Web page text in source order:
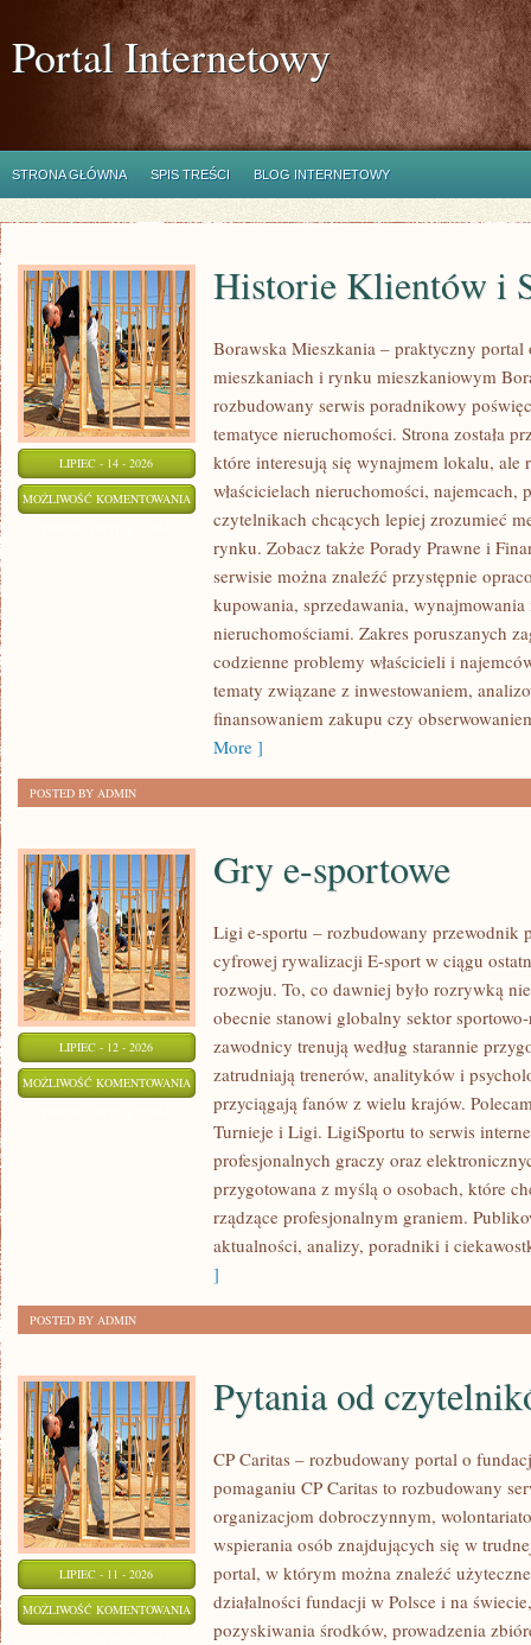
Portal Internetowy
STRONA GŁÓWNA SPIS TREŚCI BLOG INTERNETOWY
LIPIEC - 14 - 2026
MOŻLIWOŚĆ KOMENTOWANIA HISTORIE
KLIENTÓW
SUKCESY
Historie Klientów i
Borawska Mieszkania – praktyczny portal
mieszkaniach i rynku mieszkaniowym
rozbudowany serwis poradnikowy
tematyce nieruchomości. Strona została
które interesują się wynajmem lokalu, ale
właścicielach nieruchomości, najemcach,
czytelnikach chcących lepiej zrozumieć
rynku. Zobacz także Porady Prawne i
serwisie można znaleźć przystępnie
kupowania, sprzedawania, wynajmowania
nieruchomościami. Zakres poruszanych
codzienne problemy właścicieli i
tematy związane z inwestowaniem,
finansowaniem zakupu czy
More ]
POSTED BY ADMIN
LIPIEC - 12 - 2026
MOŻLIWOŚĆ KOMENTOWANIA
SPORTOWE
Gry e-sportowe
Ligi e-sportu – rozbudowany przewodnik
cyfrowej rywalizacji E-sport w ciągu
rozwoju. To, co dawniej było rozrywką
obecnie stanowi globalny sektor
zawodnicy trenują według starannie
zatrudniają trenerów, analityków i
przyciągają fanów z wielu krajów.
Turnieje i Ligi. LigiSportu to serwis
profesjonalnych graczy oraz
przygotowana z myślą o osobach, które
rządzące profesjonalnym graniem.
aktualności, analizy, poradniki i
]
POSTED BY ADMIN
LIPIEC - 11 - 2026
MOŻLIWOŚĆ KOMENTOWANIA PYTANIA
Pytania od
CP Caritas – rozbudowany portal o
pomaganiu CP Caritas to rozbudowany
organizacjom dobroczynnym,
wspierania osób znajdujących się w
portal, w którym można znaleźć
działalności fundacji w Polsce i na
pozyskiwania środków, prowadzenia